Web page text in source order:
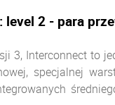
2 - para
3, Interconnect
specjalnej